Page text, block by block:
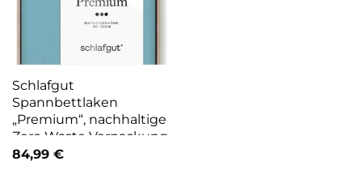
Schlafgut
Spannbettlaken
„Premium“, nachhaltige
Zero Waste Verpackung
84,99 €